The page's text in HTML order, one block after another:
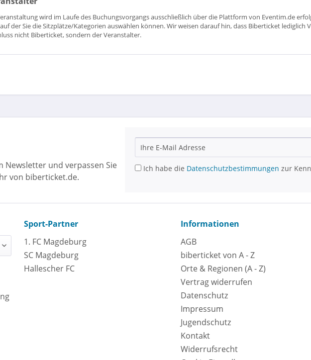
wird im Laufe des Buchungsvorgangs ausschließlich über die Plattform von Eventim.de
der Sie die Sitzplätze/Kategorien auswählen können. Wir weisen darauf hin, dass Biberticket
nicht Biberticket, sondern der Veranstalter.
Newsletter und verpassen Sie
von biberticket.de.
Ich habe die Datenschutzbestimmungen zur
Sport-Partner
1. FC Magdeburg
SC Magdeburg
Hallescher FC
Informationen
AGB
biberticket von A - Z
Orte & Regionen (A - Z)
Vertrag widerrufen
Datenschutz
Impressum
Jugendschutz
Kontakt
Widerrufsrecht